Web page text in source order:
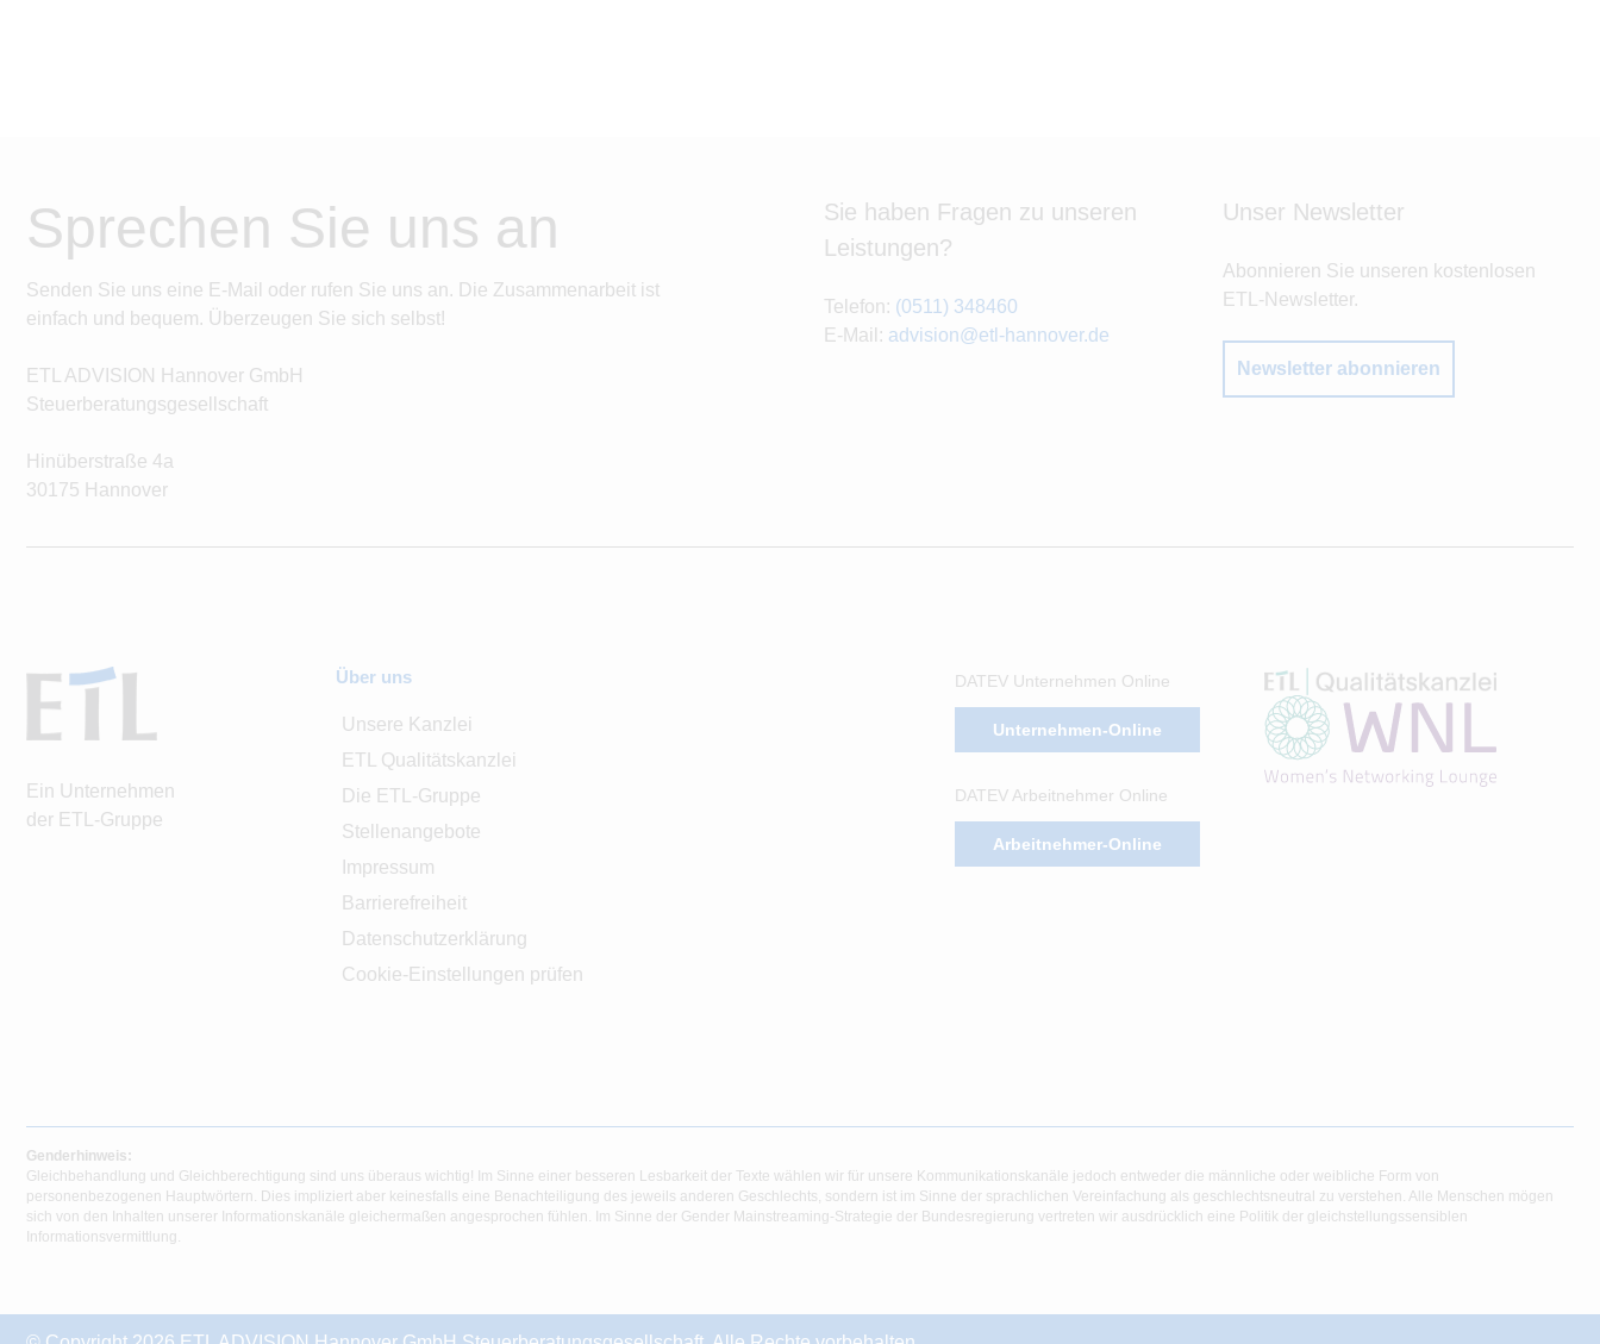
Sprechen Sie uns an
Senden Sie uns eine E-Mail oder rufen Sie uns an. Die Zusammenarbeit ist
einfach und bequem. Überzeugen Sie sich selbst!
ETL ADVISION Hannover GmbH
Steuerberatungsgesellschaft
Hinüberstraße 4a
30175 Hannover
Sie haben Fragen zu unseren
Leistungen?
Telefon: (0511) 348460
E-Mail: advision@etl-hannover.de
Unser Newsletter
Abonnieren Sie unseren kostenlosen
ETL-Newsletter.
Newsletter abonnieren
Ein Unternehmen
der ETL-Gruppe
Über uns
Unsere Kanzlei
ETL Qualitätskanzlei
Die ETL-Gruppe
Stellenangebote
Impressum
Barrierefreiheit
Datenschutzerklärung
Cookie-Einstellungen prüfen
DATEV Unternehmen Online
Unternehmen-Online
DATEV Arbeitnehmer Online
Arbeitnehmer-Online
Genderhinweis:
Gleichbehandlung und Gleichberechtigung sind uns überaus wichtig! Im Sinne einer besseren Lesbarkeit der Texte wählen wir für unsere Kommunikationskanäle jedoch entweder die männliche oder weibliche Form von
personenbezogenen Hauptwörtern. Dies impliziert aber keinesfalls eine Benachteiligung des jeweils anderen Geschlechts, sondern ist im Sinne der sprachlichen Vereinfachung als geschlechtsneutral zu verstehen. Alle Menschen mögen
sich von den Inhalten unserer Informationskanäle gleichermaßen angesprochen fühlen. Im Sinne der Gender Mainstreaming-Strategie der Bundesregierung vertreten wir ausdrücklich eine Politik der gleichstellungssensiblen
Informationsvermittlung.